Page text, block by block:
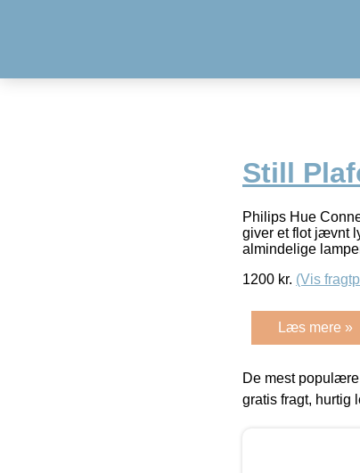
Still
Philips Hue
giver et flot jævnt
almindelige
1200 kr. (Vis
Læs mere »
De mest
gratis fragt, hurtig